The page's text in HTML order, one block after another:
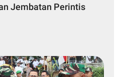
Jembatan Perintis